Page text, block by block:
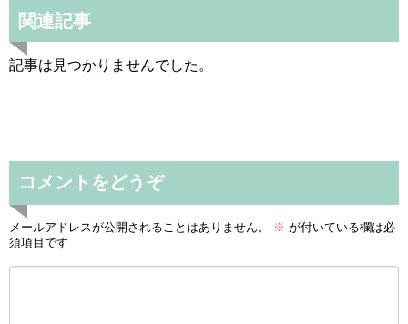
関連記事
記事は見つかりませんでした。
コメントをどうぞ
メールアドレスが公開されることはありません。 ※ が付いている欄は必
須項目です